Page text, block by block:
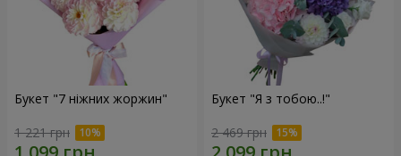
Букет "7 ніжних жоржин"
1 221 грн
Букет "Я з тобою..!"
2 469 грн